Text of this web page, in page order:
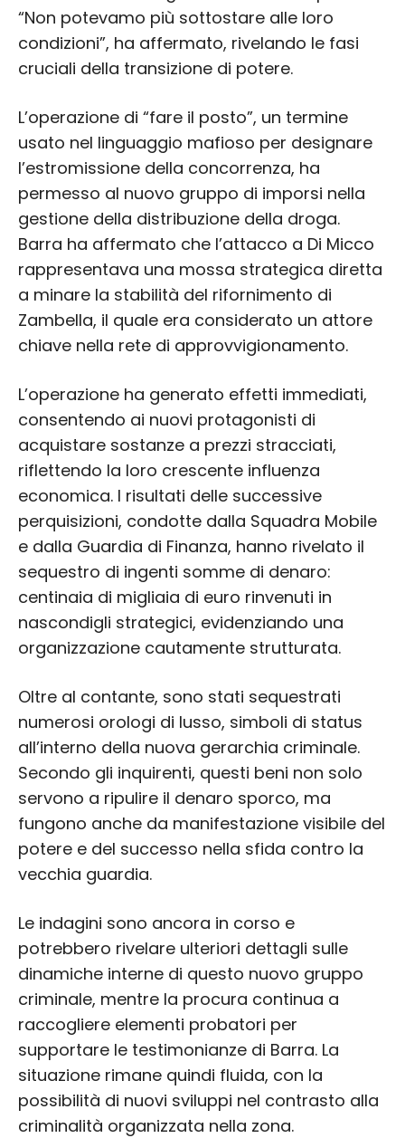
“Non potevamo più sottostare alle loro
condizioni”, ha affermato, rivelando le fasi
cruciali della transizione di potere.
L’operazione di “fare il posto”, un termine
usato nel linguaggio mafioso per designare
l’estromissione della concorrenza, ha
permesso al nuovo gruppo di imporsi nella
gestione della distribuzione della droga.
Barra ha affermato che l’attacco a Di Micco
rappresentava una mossa strategica diretta
a minare la stabilità del rifornimento di
Zambella, il quale era considerato un attore
chiave nella rete di approvvigionamento.
L’operazione ha generato effetti immediati,
consentendo ai nuovi protagonisti di
acquistare sostanze a prezzi stracciati,
riflettendo la loro crescente influenza
economica. I risultati delle successive
perquisizioni, condotte dalla Squadra Mobile
e dalla Guardia di Finanza, hanno rivelato il
sequestro di ingenti somme di denaro:
centinaia di migliaia di euro rinvenuti in
nascondigli strategici, evidenziando una
organizzazione cautamente strutturata.
Oltre al contante, sono stati sequestrati
numerosi orologi di lusso, simboli di status
all’interno della nuova gerarchia criminale.
Secondo gli inquirenti, questi beni non solo
servono a ripulire il denaro sporco, ma
fungono anche da manifestazione visibile del
potere e del successo nella sfida contro la
vecchia guardia.
Le indagini sono ancora in corso e
potrebbero rivelare ulteriori dettagli sulle
dinamiche interne di questo nuovo gruppo
criminale, mentre la procura continua a
raccogliere elementi probatori per
supportare le testimonianze di Barra. La
situazione rimane quindi fluida, con la
possibilità di nuovi sviluppi nel contrasto alla
criminalità organizzata nella zona.